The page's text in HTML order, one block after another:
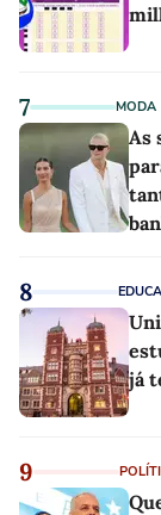
7 MODA
As
8
já
9